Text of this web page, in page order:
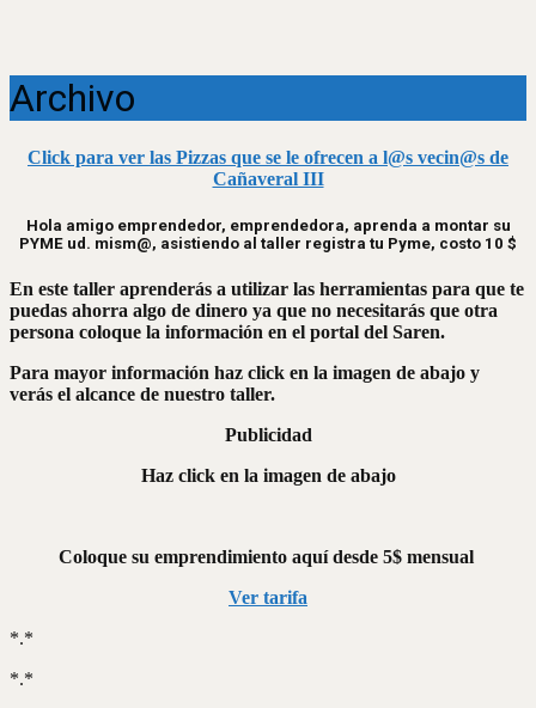
Archivo
Click para ver las Pizzas que se le ofrecen a l@s vecin@s de
Cañaveral III
Hola amigo emprendedor, emprendedora, aprenda a montar su
PYME ud. mism@, asistiendo al taller registra tu Pyme, costo 10 $
En este taller aprenderás a utilizar las herramientas para que te
puedas ahorra algo de dinero ya que no necesitarás que otra
persona coloque la información en el portal del Saren.
Para mayor información haz click en la imagen de abajo y
verás el alcance de nuestro taller.
Publicidad
Haz click en la imagen de abajo
Coloque su emprendimiento aquí desde 5$ mensual
Ver tarifa
*.*
*.*